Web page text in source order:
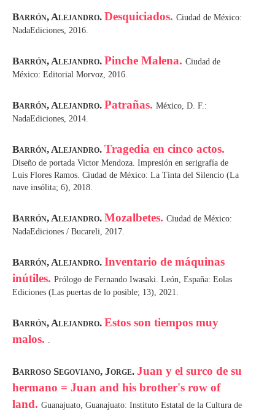
Barrón, Alejandro. Desquiciados. Ciudad de México:
NadaEdiciones, 2016.
Barrón, Alejandro. Pinche Malena. Ciudad de
México: Editorial Morvoz, 2016.
Barrón, Alejandro. Patrañas. México, D. F.:
NadaEdiciones, 2014.
Barrón, Alejandro. Tragedia en cinco actos.
Diseño de portada Victor Mendoza. Impresión en serigrafía de
Luis Flores Ramos. Ciudad de México: La Tinta del Silencio (La
nave insólita; 6), 2018.
Barrón, Alejandro. Mozalbetes. Ciudad de México:
NadaEdiciones / Bucareli, 2017.
Barrón, Alejandro. Inventario de máquinas
inútiles. Prólogo de Fernando Iwasaki. León, España: Eolas
Ediciones (Las puertas de lo posible; 13), 2021.
Barrón, Alejandro. Estos son tiempos muy
malos. .
Barroso Segoviano, Jorge. Juan y el surco de su
hermano = Juan and his brother's row of
land. Guanajuato, Guanajuato: Instituto Estatal de la Cultura de